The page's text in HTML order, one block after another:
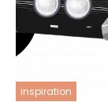
inspiration